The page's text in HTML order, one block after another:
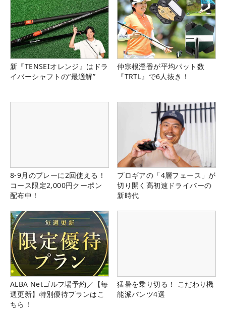
新『TENSEIオレンジ』はドラ
イバーシャフトの“最適解”
仲宗根澄香が平均パット数
『TRTL』で6人抜き！
8-9月のプレーに2回使える！
コース限定2,000円クーポン
配布中！
プロギアの「4層フェース」が
切り開く高初速ドライバーの
新時代
ALBA Netゴルフ場予約／【毎
週更新】特別優待プランはこ
ちら！
猛暑を乗り切る！ こだわり機
能派パンツ4選